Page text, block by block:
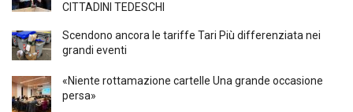
CITTADINI TEDESCHI
Scendono ancora le tariffe Tari Più differenziata nei
grandi eventi
«Niente rottamazione cartelle Una grande occasione
persa»